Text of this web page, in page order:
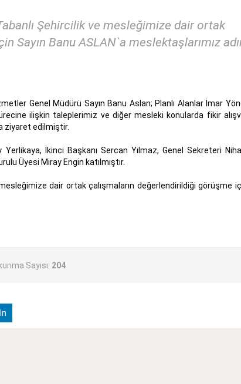
Şehircilik ve mesleğimize dair ortak
Sayın Banu ASLAN`a meslektaşlarımız
Genel Müdürü Sayın Banu Aslan; Planlı Alanlar İmar
ilişkin taleplerimiz ve diğer mesleki konularda fikir
ziyaret edilmiştir.
İkinci Başkanı Sercan Yılmaz, Genel Sekreteri
Üyesi Miray Engin katılmıştır.
dair ortak çalışmaların değerlendirildiği görüşme
Sayısı: 204